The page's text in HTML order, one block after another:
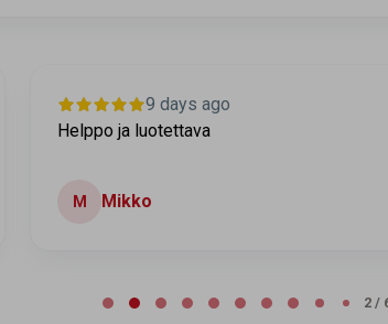
9 days ago
Helppo ja luotettava
M Mikko
2 /